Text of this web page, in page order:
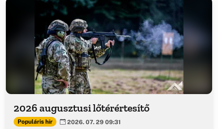
2026 augusztusi lőtérértesítő
Populáris hír 2026. 07. 29 09:31